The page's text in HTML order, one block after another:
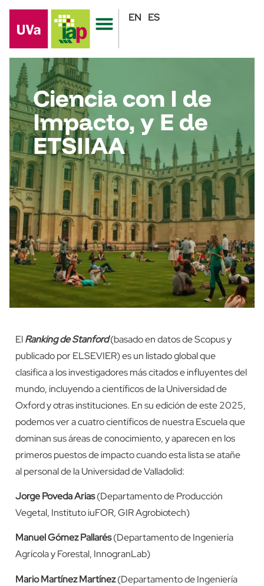
EN ES
Ciencia con I de
Impacto, y E de
ETSIIAA
ElRanking de Stanford(basado en datos de Scopus y
publicado por ELSEVIER) es un listado global que
clasifica a los investigadores más citados e influyentes del
mundo, incluyendo a científicos de la Universidad de
Oxford y otras instituciones. En su edición de este 2025,
podemos ver a cuatro científicos de nuestra Escuela que
dominan sus áreas de conocimiento, y aparecen en los
primeros puestos de impacto cuando esta lista se atañe
al personal de la Universidad de Valladolid:
Jorge Poveda Arias(Departamento de Producción
Vegetal, Instituto iuFOR, GIR Agrobiotech)
Manuel Gómez Pallarés(Departamento de Ingeniería
Agrícola y Forestal, InnogranLab)
Mario Martínez Martínez(Departamento de Ingeniería